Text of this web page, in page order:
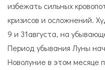
избежать сильных
кризисов и осложнений.
9 и 31августа, на
Период убывания Луны
Новолуние в этом месяце